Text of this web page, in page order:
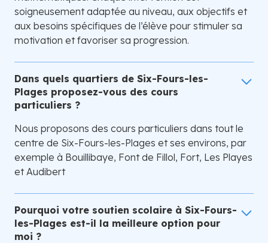
soigneusement adaptée au niveau, aux objectifs et
aux besoins spécifiques de l’élève pour stimuler sa
motivation et favoriser sa progression.
Dans quels quartiers de Six-Fours-les-
Plages proposez-vous des cours
particuliers ?
Nous proposons des cours particuliers dans tout le
centre de Six-Fours-les-Plages et ses environs, par
exemple à Bouillibaye, Font de Fillol, Fort, Les Playes
et Audibert
Pourquoi votre soutien scolaire à Six-Fours-
les-Plages est-il la meilleure option pour
moi ?